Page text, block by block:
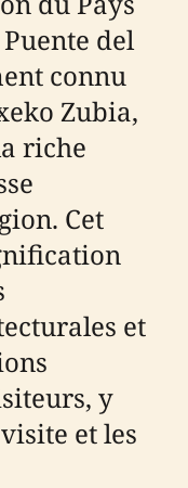
del
connu
Zubia,
riche
Cet
et
y
et les